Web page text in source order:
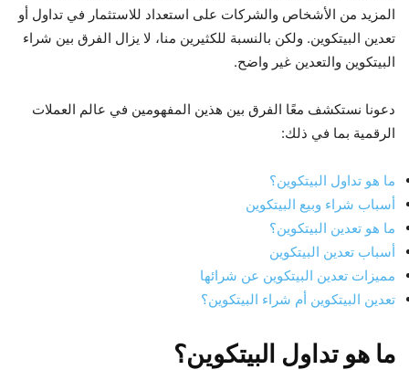
المزيد من الأشخاص والشركات على استعداد للاستثمار في تداول أو
تعدين البيتكوين. ولكن بالنسبة للكثيرين منا، لا يزال الفرق بين شراء
البيتكوين والتعدين غير واضح.
دعونا نستكشف معًا الفرق بين هذين المفهومين في عالم العملات
الرقمية بما في ذلك:
ما هو تداول البيتكوين؟
أسباب شراء وبيع البيتكوين
ما هو تعدين البيتكوين؟
أسباب تعدين البيتكوين
مميزات تعدين البيتكوين عن شرائها
تعدين البيتكوين أم شراء البيتكوين؟
ما هو تداول البيتكوين؟